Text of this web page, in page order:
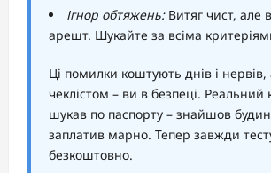
Ігнор обтяжень:Витяг чист, але
арешт. Шукайте за всіма
Ці помилки коштують днів і нервів,
чеклістом – ви в безпеці. Реальний
шукав по паспорту – знайшов
заплатив марно. Тепер завжди
безкоштовно.